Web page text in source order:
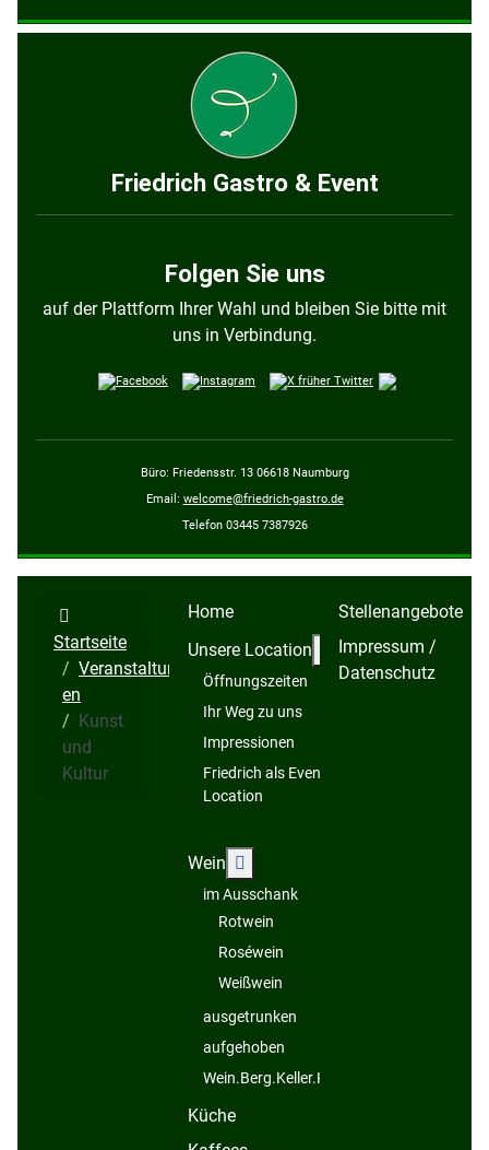
Friedrich Gastro & Event
Folgen Sie uns
auf der Plattform Ihrer Wahl und bleiben Sie bitte mit
uns in Verbindung.
Büro: Friedensstr. 13 06618 Naumburg
Email: welcome@friedrich-gastro.de
Telefon 03445 7387926
Startseite
Veranstaltung
en
Kunst
und
Kultur
Home
Unsere Location
Weitere
Öffnungszeiten
Ihr Weg zu uns
Impressionen
Friedrich als Event-
Location
Wein
im Ausschank
Rotwein
Roséwein
Weißwein
ausgetrunken
aufgehoben
Wein.Berg.Keller.Kelter...
Küche
Stellenangebote
Impressum /
Datenschutz